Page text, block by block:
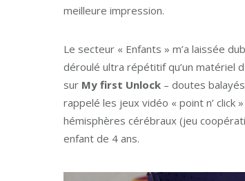
meilleure impression.
Le secteur « Enfants » m’a laissée
déroulé ultra répétitif qu’un matériel
sur My first Unlock – doutes
rappelé les jeux vidéo « point n’ click
hémisphères cérébraux (jeu
enfant de 4 ans.